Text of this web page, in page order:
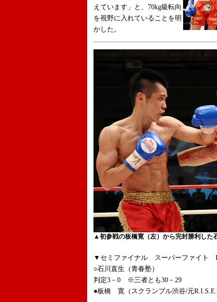
えています」と、70kg級転向
を視野に入れていることを明
かした。
▲初参戦の板橋寛（左）から完封勝利した
▼セミファイナル スーパーファイト
○石川直生（青春塾）
判定3－0 ※三者とも30－29
●板橋 寛（スクランブル渋谷/元